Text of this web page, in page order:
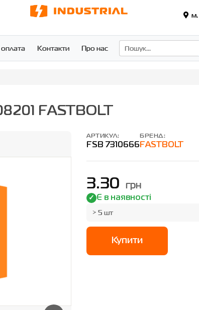
м.
Контакти Про нас
FASTBOLT
АРТИКУЛ:
FSB 7310666
БРЕНД:
FASTBOLT
3.30 грн
Є в наявності
> 5 шт
Купити